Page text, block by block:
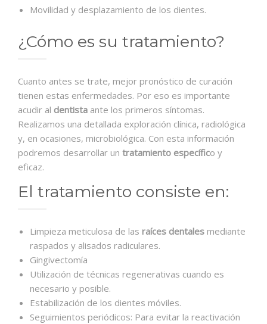
Movilidad y desplazamiento de los dientes.
¿Cómo es su tratamiento?
Cuanto antes se trate, mejor pronóstico de curación
tienen estas enfermedades. Por eso es importante
acudir al dentista ante los primeros síntomas.
Realizamos una detallada exploración clínica, radiológica
y, en ocasiones, microbiológica. Con esta información
podremos desarrollar un tratamiento específico y
eficaz.
El tratamiento consiste en:
Limpieza meticulosa de las raíces dentales mediante
raspados y alisados radiculares.
Gingivectomía
Utilización de técnicas regenerativas cuando es
necesario y posible.
Estabilización de los dientes móviles.
Seguimientos periódicos: Para evitar la reactivación